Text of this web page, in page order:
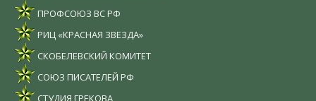
ПРОФСОЮЗ ВС РФ
РИЦ «КРАСНАЯ ЗВЕЗДА»
СКОБЕЛЕВСКИЙ КОМИТЕТ
СОЮЗ ПИСАТЕЛЕЙ РФ
СТУДИЯ ГРЕКОВА